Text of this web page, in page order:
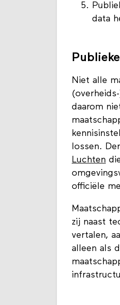
data
Niet alle
daarom
lossen.
Luchten
officiële
zij naast
vertalen,
alleen als